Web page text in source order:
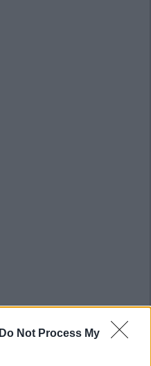
Do Not Process My